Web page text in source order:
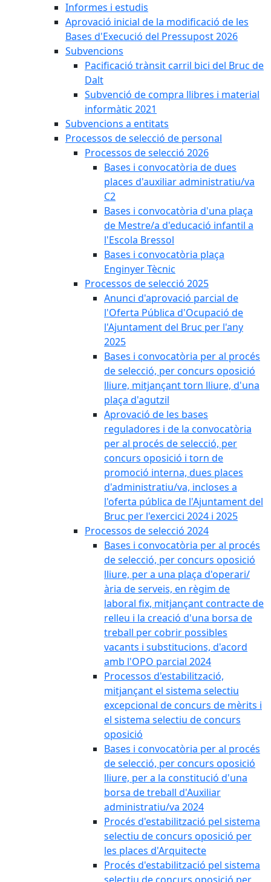
Informes i estudis
Aprovació inicial de la modificació de les
Bases d'Execució del Pressupost 2026
Subvencions
Pacificació trànsit carril bici del Bruc de
Dalt
Subvenció de compra llibres i material
informàtic 2021
Subvencions a entitats
Processos de selecció de personal
Processos de selecció 2026
Bases i convocatòria de dues
places d'auxiliar administratiu/va
C2
Bases i convocatòria d'una plaça
de Mestre/a d'educació infantil a
l'Escola Bressol
Bases i convocatòria plaça
Enginyer Tècnic
Processos de selecció 2025
Anunci d'aprovació parcial de
l'Oferta Pública d'Ocupació de
l'Ajuntament del Bruc per l'any
2025
Bases i convocatòria per al procés
de selecció, per concurs oposició
lliure, mitjançant torn lliure, d'una
plaça d'agutzil
Aprovació de les bases
reguladores i de la convocatòria
per al procés de selecció, per
concurs oposició i torn de
promoció interna, dues places
d'administratiu/va, incloses a
l'oferta pública de l'Ajuntament del
Bruc per l'exercici 2024 i 2025
Processos de selecció 2024
Bases i convocatòria per al procés
de selecció, per concurs oposició
lliure, per a una plaça d'operari/
ària de serveis, en règim de
laboral fix, mitjançant contracte de
relleu i la creació d'una borsa de
treball per cobrir possibles
vacants i substitucions, d'acord
amb l'OPO parcial 2024
Processos d'estabilització,
mitjançant el sistema selectiu
excepcional de concurs de mèrits i
el sistema selectiu de concurs
oposició
Bases i convocatòria per al procés
de selecció, per concurs oposició
lliure, per a la constitució d'una
borsa de treball d'Auxiliar
administratiu/va 2024
Procés d'estabilització pel sistema
selectiu de concurs oposició per
les places d'Arquitecte
Procés d'estabilització pel sistema